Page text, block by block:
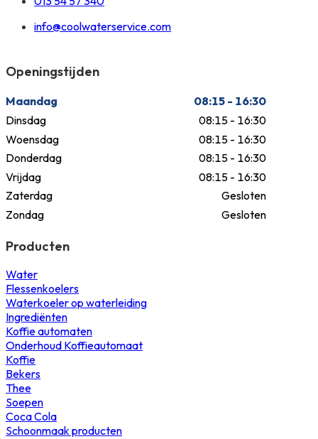
info@coolwaterservice.com
Openingstijden
Maandag
08:15 - 16:30
Dinsdag
08:15 - 16:30
Woensdag
08:15 - 16:30
Donderdag
08:15 - 16:30
Vrijdag
08:15 - 16:30
Zaterdag
Gesloten
Zondag
Gesloten
Producten
Water
Flessenkoelers
Waterkoeler op waterleiding
Ingrediënten
Koffie automaten
Onderhoud Koffieautomaat
Koffie
Bekers
Thee
Soepen
Coca Cola
Schoonmaak producten